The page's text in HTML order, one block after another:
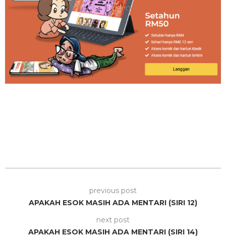
previous post
APAKAH ESOK MASIH ADA MENTARI (SIRI 12)
next post
APAKAH ESOK MASIH ADA MENTARI (SIRI 14)